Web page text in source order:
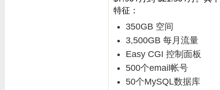
特征：
350GB 空间
3,500GB 每月流量
Easy CGI 控制面板
500个email帐号
50个MySQL数据库